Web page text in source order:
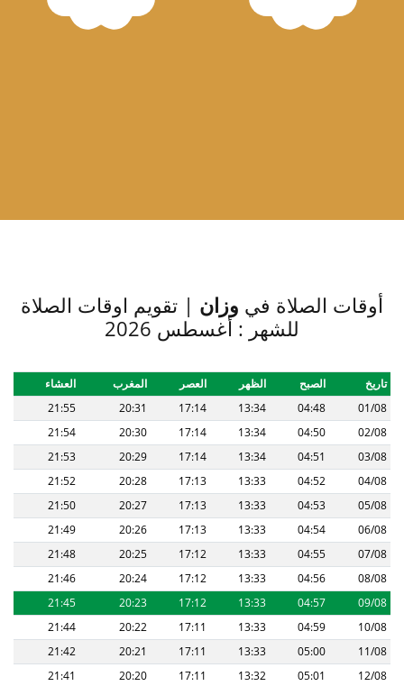
أوقات الصلاة في وزان | تقويم اوقات الصلاة
للشهر : أغسطس 2026
تاريخ الصبح الظهر العصر المغرب
العشاء
01/08
04:48
13:34
17:14
20:31
21:55
02/08
04:50
13:34
17:14
20:30
21:54
03/08
04:51
13:34
17:14
20:29
21:53
04/08
04:52
13:33
17:13
20:28
21:52
05/08
04:53
13:33
17:13
20:27
21:50
06/08
04:54
13:33
17:13
20:26
21:49
07/08
04:55
13:33
17:12
20:25
21:48
08/08
04:56
13:33
17:12
20:24
21:46
09/08
04:57
13:33
17:12
20:23
21:45
10/08
04:59
13:33
17:11
20:22
21:44
11/08
05:00
13:33
17:11
20:21
21:42
12/08
05:01
13:32
17:11
20:20
21:41